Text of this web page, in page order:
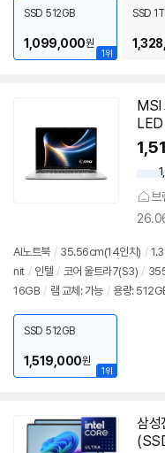
1위
SSD 512GB
1,099,000원
SSD
MSI
브
AI노트북 / 35.56cm(14인치) /
nit / 인텔 / 코어 울트라7(S3) /
16GB / 램 교체: 가능 / 용량:
1위
SSD 512GB
1,519,000원
삼
영